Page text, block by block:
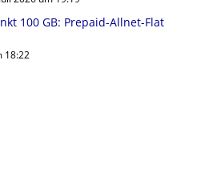
100 GB: Prepaid-Allnet-Flat
18:22